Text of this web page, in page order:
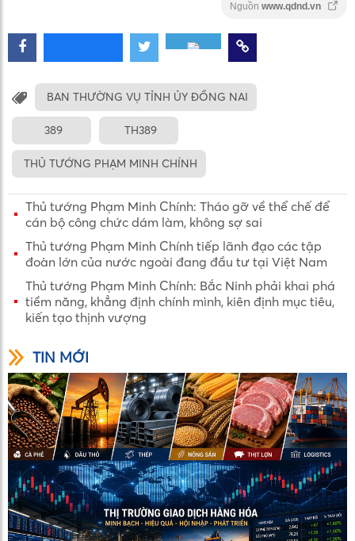
Nguồn www.qdnd.vn
BAN THƯỜNG VỤ TỈNH ỦY ĐỒNG NAI
389 TH389
THỦ TƯỚNG PHẠM MINH CHÍNH
Thủ tướng Phạm Minh Chính: Tháo gỡ về thể chế để
cán bộ công chức dám làm, không sợ sai
Thủ tướng Phạm Minh Chính tiếp lãnh đạo các tập
đoàn lớn của nước ngoài đang đầu tư tại Việt Nam
Thủ tướng Phạm Minh Chính: Bắc Ninh phải khai phá
tiềm năng, khẳng định chính mình, kiên định mục tiêu,
kiến tạo thịnh vượng
TIN MỚI